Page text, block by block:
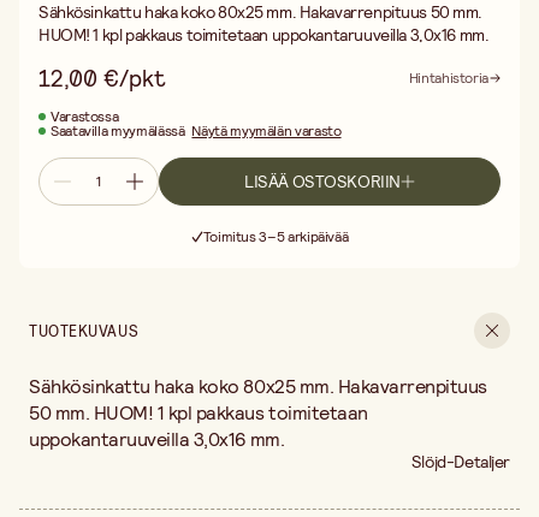
Sähkösinkattu haka koko 80x25 mm. Hakavarrenpituus 50 mm.
HUOM! 1 kpl pakkaus toimitetaan uppokantaruuveilla 3,0x16 mm.
12,00 €/pkt
Hintahistoria
Varastossa
Saatavilla myymälässä Näytä myymälän varasto
LISÄÄ OSTOSKORIIN
Toimitus 3–5 arkipäivää
TUOTEKUVAUS
Sähkösinkattu haka koko 80x25 mm. Hakavarrenpituus
50 mm. HUOM! 1 kpl pakkaus toimitetaan
uppokantaruuveilla 3,0x16 mm.
Slöjd-Detaljer